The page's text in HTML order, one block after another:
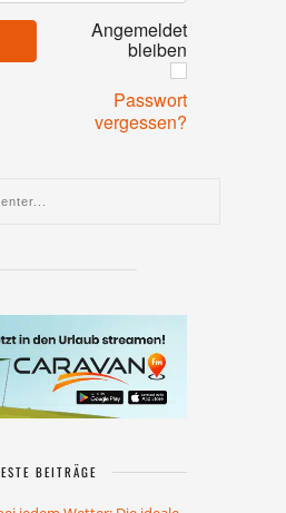
Angemeldet
bleiben
Passwort
vergessen?
BEITRÄGE